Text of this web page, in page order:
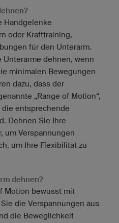
Handgelenke
oder Krafttraining,
für den Unterarm.
dehnen, wenn
minimalen Bewegungen
dazu, dass der
„Range of Motion“,
entsprechende
Dehnen Sie Ihre
um Verspannungen
um Ihre Flexibilität zu
dehnen?
Motion bewusst mit
die Verspannungen aus
die Beweglichkeit